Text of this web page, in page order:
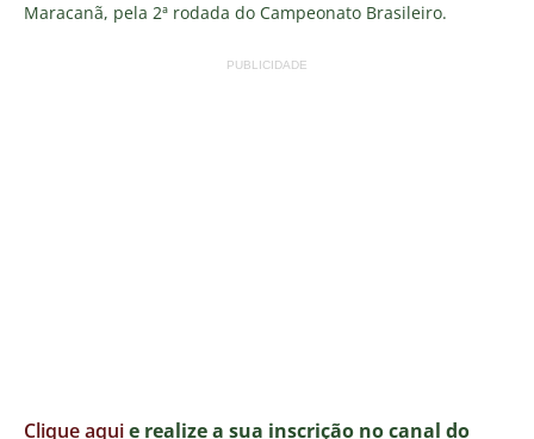
Maracanã, pela 2ª rodada do Campeonato Brasileiro.
PUBLICIDADE
Clique aquie realize a sua inscrição no canal do